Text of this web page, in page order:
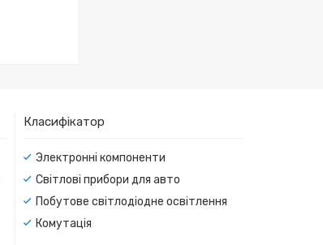
Класифікатор
Электронні компоненти
Світлові прибори для авто
Побутове світлодіодне освітлення
Комутація